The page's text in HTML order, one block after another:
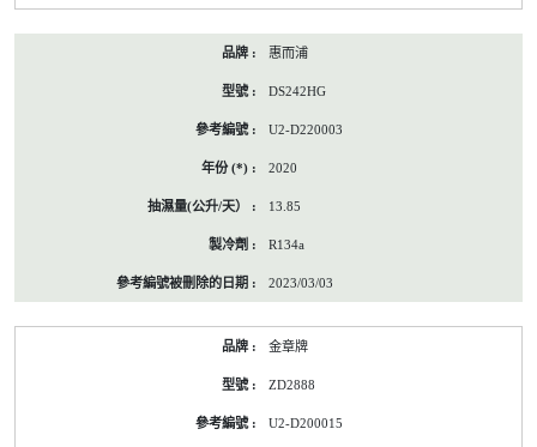
惠而浦
DS242HG
U2-D220003
2020
13.85
R134a
2023/03/03
金章牌
ZD2888
U2-D200015